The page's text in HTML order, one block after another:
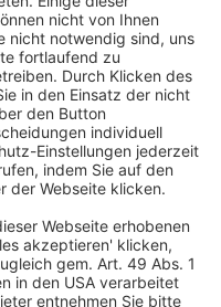
der
verlängerte und
zu einzelnen Angabe-
Berichts- jahre 2025
Delegierten Verordnung
der Änderungen
unterliegt nun
(„scrutiny period“)
und den Rat. Die im
Nachhaltigkeit ebenfalls
Satzes der ESRS